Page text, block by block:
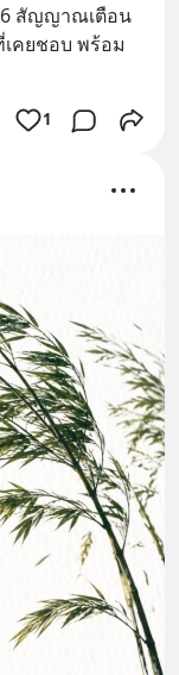
สัญญาณเตือน
คยชอบ พร้อม
1